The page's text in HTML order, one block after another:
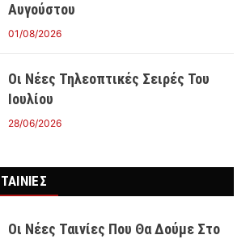
Αυγούστου
01/08/2026
Οι Νέες Τηλεοπτικές Σειρές Του
Ιουλίου
28/06/2026
Οι Νέες Ταινίες Που Θα Δούμε Στο